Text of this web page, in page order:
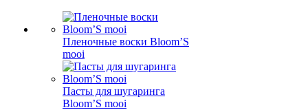
Пленочные воски Bloom’S
mooi
Пасты для шугаринга
Bloom’S mooi